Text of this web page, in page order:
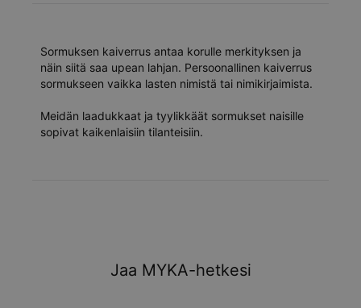
Sormuksen kaiverrus antaa korulle merkityksen ja
näin siitä saa upean lahjan. Persoonallinen kaiverrus
sormukseen vaikka lasten nimistä tai nimikirjaimista.
Meidän laadukkaat ja tyylikkäät sormukset naisille
sopivat kaikenlaisiin tilanteisiin.
Jaa MYKA-hetkesi